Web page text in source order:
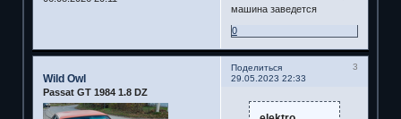
машина заведется
0
Поделиться
3
29.05.2023 22:33
Wild Owl
Passat GT 1984 1.8 DZ